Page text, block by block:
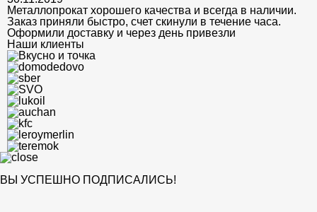
Металлопрокат хорошего качества и всегда в наличии.
Заказ приняли быстро, счет скинули в течение часа.
Оформили доставку и через день привезли
Наши клиенты
ВЫ УСПЕШНО ПОДПИСАЛИСЬ!